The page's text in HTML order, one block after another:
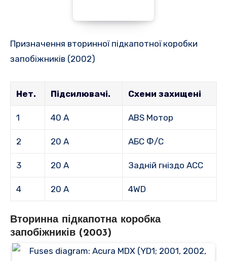
Призначення вторинної підкапотної коробки
запобіжників (2002)
Нет. Підсилювачі. Схеми захищені
1 40 А ABS Мотор
2 20 А АБС Ф/С
3 20 А Задній гніздо ACC
4 20 А 4WD
Вторинна підкапотна коробка
запобіжників (2003)